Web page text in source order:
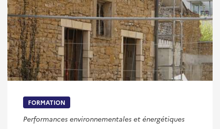
FORMATION
Performances environnementales et énergétiques